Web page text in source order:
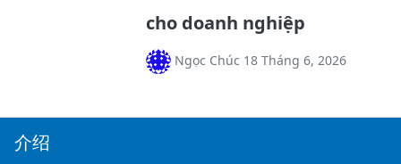
cho doanh nghiệp
Ngọc Chúc 18 Tháng 6, 2026
介绍